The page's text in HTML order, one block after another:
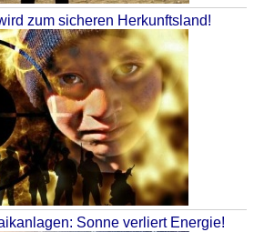
zum sicheren Herkunftsland!
Sonne verliert Energie!